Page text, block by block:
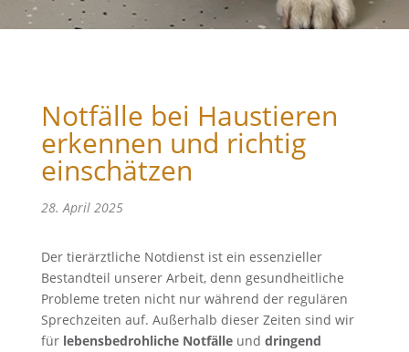
Notfälle bei Haustieren
erkennen und richtig
einschätzen
28. April 2025
Der tierärztliche Notdienst ist ein essenzieller
Bestandteil unserer Arbeit, denn gesundheitliche
Probleme treten nicht nur während der regulären
Sprechzeiten auf. Außerhalb dieser Zeiten sind wir
für lebensbedrohliche Notfälleund dringend